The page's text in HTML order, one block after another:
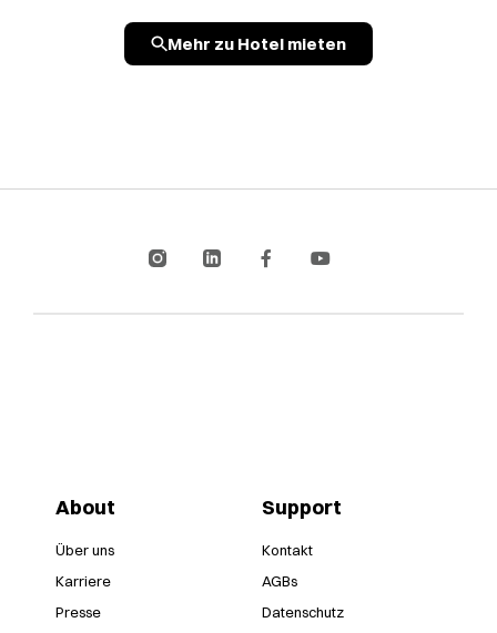
Mehr zu Hotel mieten
About
Über uns
Karriere
Presse
Support
Kontakt
AGBs
Datenschutz